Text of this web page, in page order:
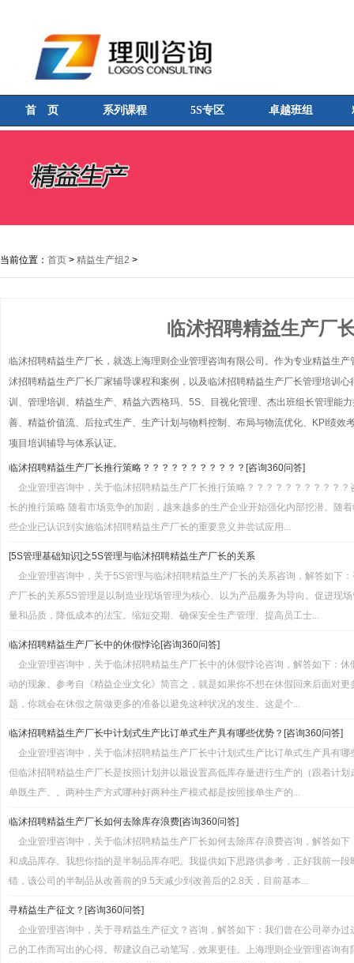
首 页 系列课程 5S专区 卓越班组
当前位置： 首页 > 精益生产组2 >
临沭招聘精益生产厂
临沭招聘精益生产厂长，就选上海理则企业管理咨询有限公司。作为专业精益生
沭招聘精益生产厂长厂家辅导课程和案例，以及临沭招聘精益生产厂长管理培训
训、管理培训、精益生产、精益六西格玛、5S、目视化管理、杰出班组长管理能
善、精益价值流、后拉式生产、生产计划与物料控制、布局与物流优化、KPI绩效
项目培训辅导与体系认证。
临沭招聘精益生产厂长推行策略？？？？？？？？？？？[咨询360问答]
企业管理咨询中，关于临沭招聘精益生产厂长推行策略？？？？？？？？？？
长的推行策略 随着市场竞争的加剧，越来越多的生产企业开始强化内部挖潜。随
些企业已认识到实施临沭招聘精益生产厂长的重要意义并尝试应用...
[5S管理基础知识]之5S管理与临沭招聘精益生产厂长的关系
企业管理咨询中，关于5S管理与临沭招聘精益生产厂长的关系咨询，解答如下
产厂长的关系5S管理是以制造业现场管理为核心、以为产品服务为导向。促进现
量和品质，降低成本的法宝。缩短交期、确保安全生产管理、提高员工士...
临沭招聘精益生产厂长中的休假悖论[咨询360问答]
企业管理咨询中，关于临沭招聘精益生产厂长中的休假悖论咨询，解答如下：
动的现象。参考自《精益企业文化》简言之，就是如果你不想在休假回来后面对
题，你就会在休假之前做更多的准备以避免这种状况的发生。这是个...
临沭招聘精益生产厂长中计划式生产比订单式生产具有哪些优势？[咨询360问答]
企业管理咨询中，关于临沭招聘精益生产厂长中计划式生产比订单式生产具有
但临沭招聘精益生产厂长是按照计划并以最设置高低库存量进行生产的（跟着计
单既生产。。两种生产方式哪种好两种生产模式都是按照接单生产的...
临沭招聘精益生产厂长如何去除库存浪费[咨询360问答]
企业管理咨询中，关于临沭招聘精益生产厂长如何去除库存浪费咨询，解答如
和成品库存。我想你指的是半制品库存吧。我提供如下思路供参考，正好我前一
错，该公司的半制品从改善前的9.5天减少到改善后的2.8天，目前基本...
寻精益生产征文？[咨询360问答]
企业管理咨询中，关于寻精益生产征文？咨询，解答如下：我们曾在公司举办
己的工作而写出的心得。帮建议自己动笔写，效果更佳。上海理则企业管理咨询